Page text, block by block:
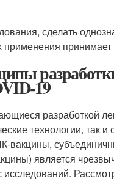
сделать
принимает
19
разработкой
технологии,
вакцины,
является